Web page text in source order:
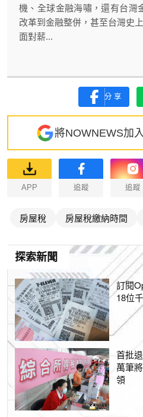
機、全球金融海嘯，還有台灣
改革到金融整併，甚至台灣史
面對薪...
分享
將NOWNEWS加
APP 追蹤 追蹤
房屋稅 房屋稅繳納時間
探索新聞
訂閱
18位
首批
萬筆
領